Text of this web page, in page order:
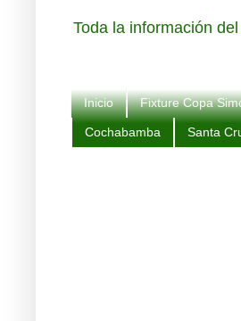
Toda la información
Inicio Fixture Copa
Cochabamba Santa